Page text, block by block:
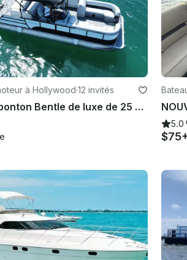
à Hollywood·12 invités
Nouveau ponton Bentle de luxe de 25 pieds - 10 personnes
5.0